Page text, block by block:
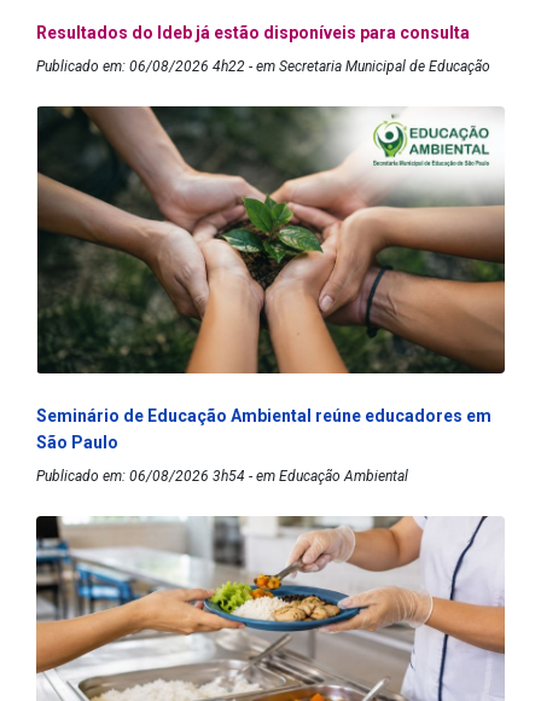
Resultados do Ideb já estão disponíveis para consulta
Publicado em: 06/08/2026 4h22 - em Secretaria Municipal de Educação
Seminário de Educação Ambiental reúne educadores em
São Paulo
Publicado em: 06/08/2026 3h54 - em Educação Ambiental